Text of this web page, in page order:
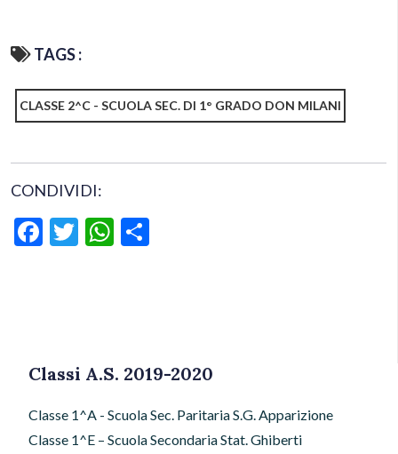
TAGS :
CLASSE 2^C - SCUOLA SEC. DI 1° GRADO DON MILANI
CONDIVIDI:
Facebook
TwitterWhatsApp
Classi A.S. 2019-2020
Classe 1^A - Scuola Sec. Paritaria S.G. Apparizione
Classe 1^E – Scuola Secondaria Stat. Ghiberti